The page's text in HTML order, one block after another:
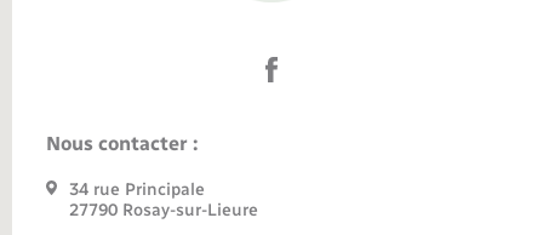
Nous contacter :
34 rue Principale
27790 Rosay-sur-Lieure